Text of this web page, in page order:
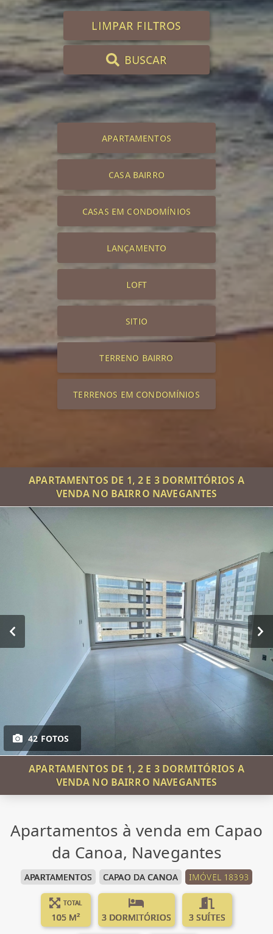
LIMPAR FILTROS
BUSCAR
APARTAMENTOS
CASA BAIRRO
CASAS EM CONDOMÍNIOS
LANÇAMENTO
LOFT
SITIO
TERRENO BAIRRO
TERRENOS EM CONDOMÍNIOS
APARTAMENTOS DE 1, 2 E 3 DORMITÓRIOS A
VENDA NO BAIRRO NAVEGANTES
42 FOTOS
APARTAMENTOS DE 1, 2 E 3 DORMITÓRIOS A
VENDA NO BAIRRO NAVEGANTES
Apartamentos à venda em Capao
da Canoa, Navegantes
APARTAMENTOS CAPAO DA CANOA IMÓVEL 18393
TOTAL
105 M² 3 DORMITÓRIOS 3 SUÍTES